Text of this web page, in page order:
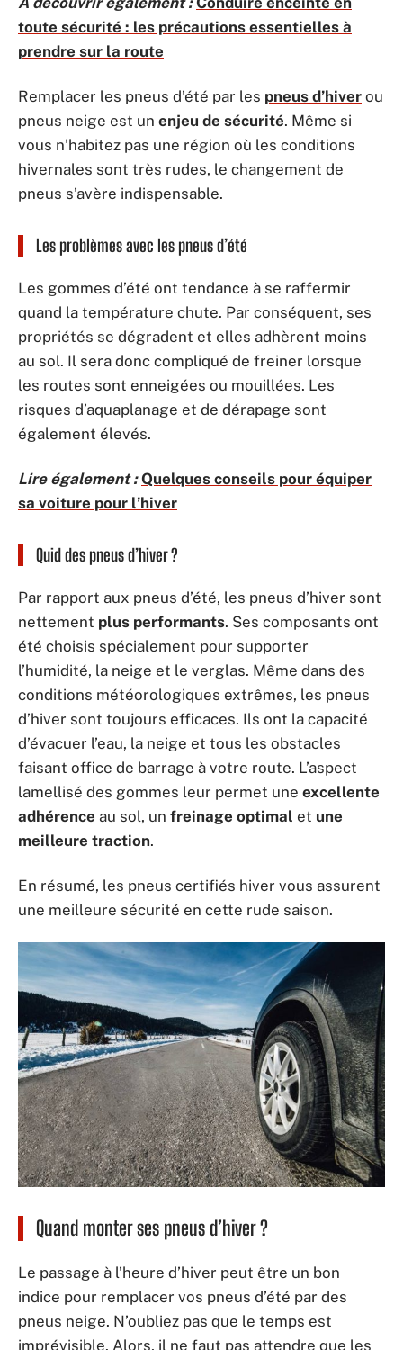
toute sécurité : les précautions essentielles à
prendre sur la route
Remplacer les pneus d’été par les pneus d’hiver ou
pneus neige est un enjeu de sécurité. Même si
vous n’habitez pas une région où les conditions
hivernales sont très rudes, le changement de
pneus s’avère indispensable.
Les problèmes avec les pneus d’été
Les gommes d’été ont tendance à se raffermir
quand la température chute. Par conséquent, ses
propriétés se dégradent et elles adhèrent moins
au sol. Il sera donc compliqué de freiner lorsque
les routes sont enneigées ou mouillées. Les
risques d’aquaplanage et de dérapage sont
également élevés.
Lire également : Quelques conseils pour équiper
sa voiture pour l’hiver
Quid des pneus d’hiver ?
Par rapport aux pneus d’été, les pneus d’hiver sont
nettement plus performants. Ses composants ont
été choisis spécialement pour supporter
l’humidité, la neige et le verglas. Même dans des
conditions météorologiques extrêmes, les pneus
d’hiver sont toujours efficaces. Ils ont la capacité
d’évacuer l’eau, la neige et tous les obstacles
faisant office de barrage à votre route. L’aspect
lamellisé des gommes leur permet une excellente
adhérence au sol, un freinage optimal et une
meilleure traction.
En résumé, les pneus certifiés hiver vous assurent
une meilleure sécurité en cette rude saison.
Quand monter ses pneus d’hiver ?
Le passage à l’heure d’hiver peut être un bon
indice pour remplacer vos pneus d’été par des
pneus neige. N’oubliez pas que le temps est
imprévisible. Alors, il ne faut pas attendre que les